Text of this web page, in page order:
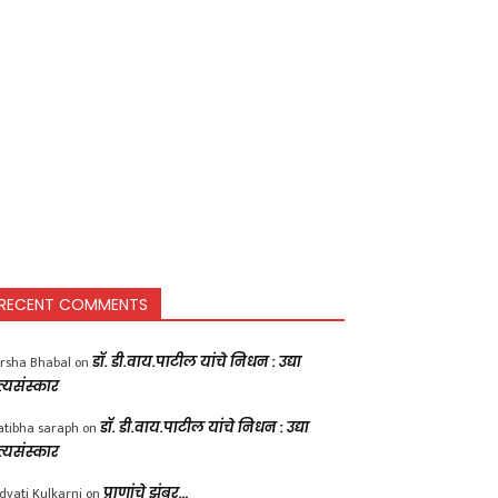
COMMENTS
Bhabal on डॉ. डी.वाय.पाटील यांचे निधन : उद्या
saraph on डॉ. डी.वाय.पाटील यांचे निधन : उद्या
प्राणांचे झुंबर…